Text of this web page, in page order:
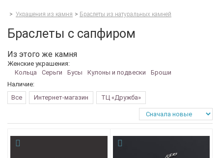
> Украшения из камня > Браслеты из натуральных камней
Браслеты с сапфиром
Из этого же камня
Женские украшения:
Кольца
Серьги Бусы Кулоны и подвески
Броши
Наличие:
Все
Интернет-магазин ТЦ «Дружба»